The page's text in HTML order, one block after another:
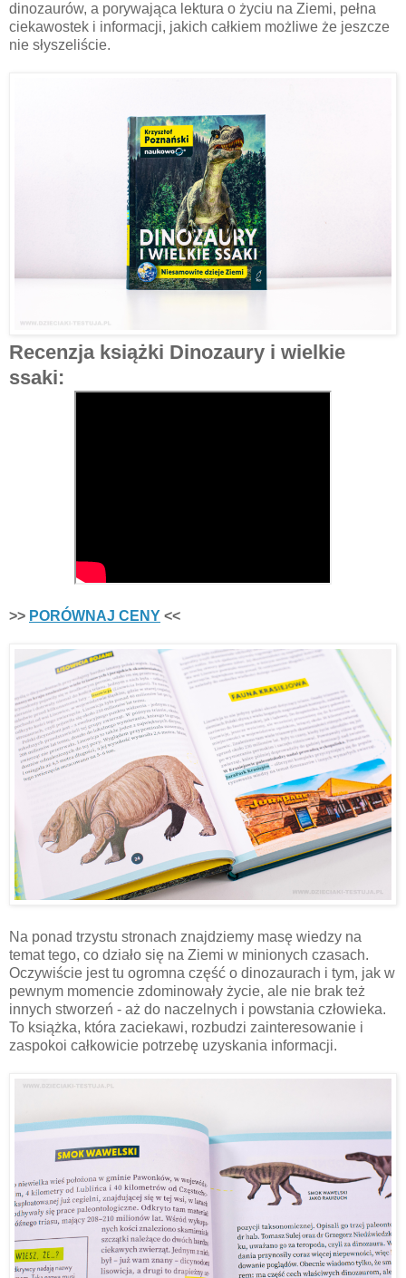
dinozaurów, a porywająca lektura o życiu na Ziemi, pełna
ciekawostek i informacji, jakich całkiem możliwe że jeszcze
nie słyszeliście.
Recenzja książki Dinozaury i wielkie
ssaki:
>> PORÓWNAJ CENY <<
Na ponad trzystu stronach znajdziemy masę wiedzy na
temat tego, co działo się na Ziemi w minionych czasach.
Oczywiście jest tu ogromna część o dinozaurach i tym, jak w
pewnym momencie zdominowały życie, ale nie brak też
innych stworzeń - aż do naczelnych i powstania człowieka.
To książka, która zaciekawi, rozbudzi zainteresowanie i
zaspokoi całkowicie potrzebę uzyskania informacji.